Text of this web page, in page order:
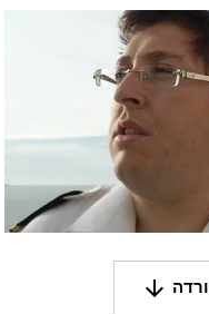
arrow_downward